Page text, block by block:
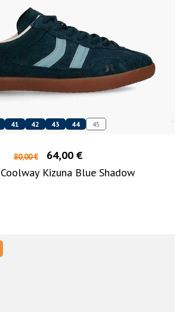
41 42 43 44 45
80,00 €
64,00 €
Kizuna Blue Shadow